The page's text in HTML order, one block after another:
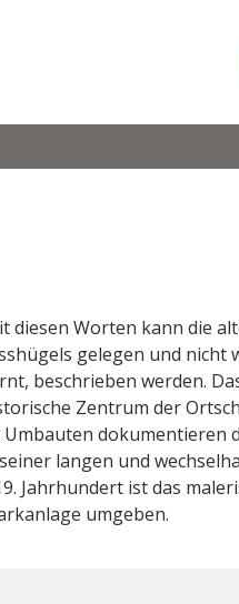
diesen Worten kann die
gelegen und nicht
beschrieben werden.
Zentrum der
dokumentieren
langen und
Jahrhundert ist das
umgeben.